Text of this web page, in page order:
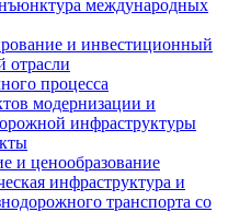
международных
и инвестиционный
отрасли
процесса
модернизации и
инфраструктуры
и ценообразование
инфраструктура и
транспорта со